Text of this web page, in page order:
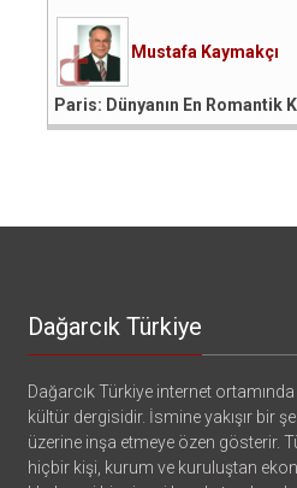
Mustafa Kaymakçı
Paris: Dünyanın En Romantik
Dağarcık Türkiye
Dağarcık Türkiye internet
kültür dergisidir. İsmine yakışır bir
üzerine inşa etmeye özen gösterir.
hiçbir kişi, kurum ve kuruluştan